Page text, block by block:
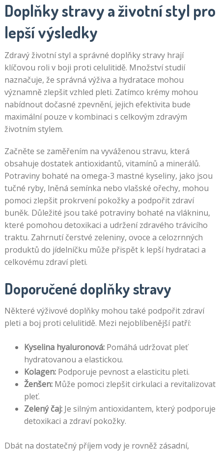
Doplňky stravy a životní styl pro
lepší výsledky
Zdravý životní styl a správné doplňky stravy hrají
klíčovou roli v boji proti celulitidě. Množství studií
naznačuje, že správná výživa a hydratace mohou
významně zlepšit vzhled pleti. Zatímco krémy mohou
nabídnout dočasné zpevnění, jejich efektivita bude
maximální pouze v kombinaci s celkovým zdravým
životním stylem.
Začněte se zaměřením na vyváženou stravu, která
obsahuje dostatek antioxidantů, vitamínů a minerálů.
Potraviny bohaté na omega-3 mastné kyseliny, jako jsou
tučné ryby, lněná semínka nebo vlašské ořechy, mohou
pomoci zlepšit prokrvení pokožky a podpořit zdraví
buněk. Důležité jsou také potraviny bohaté na vlákninu,
které pomohou detoxikaci a udržení zdravého trávicího
traktu. Zahrnutí čerstvé zeleniny, ovoce a celozrnných
produktů do jídelníčku může přispět k lepší hydrataci a
celkovému zdraví pleti.
Doporučené doplňky stravy
Některé výživové doplňky mohou také podpořit zdraví
pleti a boj proti celulitidě. Mezi nejoblíbenější patří:
Kyselina hyaluronová:Pomáhá udržovat pleť
hydratovanou a elastickou.
Kolagen:Podporuje pevnost a elasticitu pleti.
Ženšen:Může pomoci zlepšit cirkulaci a revitalizovat
pleť.
Zelený čaj:Je silným antioxidantem, který podporuje
detoxikaci a zdraví pokožky.
Dbát na dostatečný příjem vody je rovněž zásadní,